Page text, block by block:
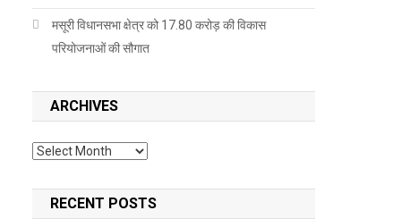
मसूरी विधानसभा क्षेत्र को 17.80 करोड़ की विकास
परियोजनाओं की सौगात
ARCHIVES
Archives
RECENT POSTS